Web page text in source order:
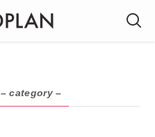
– category –